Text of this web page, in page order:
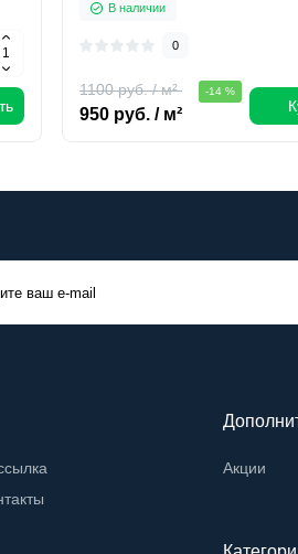
В наличии
0
1100 руб. / м² -14 %
950 руб. / м²
Акции